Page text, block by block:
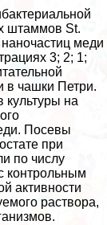
штаммов St.
меди
3; 2; 1;
в чашки Петри.
культуры на
Посевы
при
по числу
контрольным
активности
раствора,